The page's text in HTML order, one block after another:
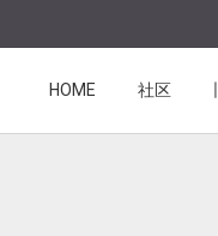
HOME 社区